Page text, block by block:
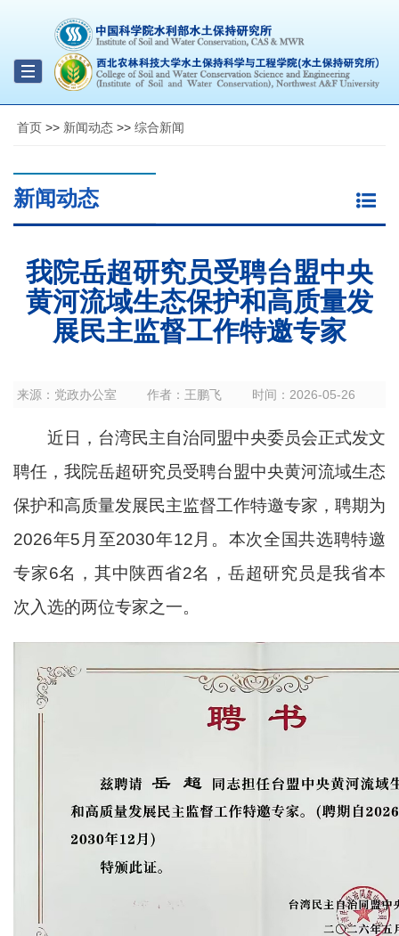
Toggle
navigation
首页 >> 新闻动态 >> 综合新闻
新闻动态
我院岳超研究员受聘台盟中央
黄河流域生态保护和高质量发
展民主监督工作特邀专家
来源： 党政办公室 作者： 王鹏飞 时间： 2026-05-26
近日，台湾民主自治同盟中央委员会正式发文
聘任，我院岳超研究员受聘台盟中央黄河流域生态
保护和高质量发展民主监督工作特邀专家，聘期为
2026年5月至2030年12月。本次全国共选聘特邀
专家6名，其中陕西省2名，岳超研究员是我省本
次入选的两位专家之一。